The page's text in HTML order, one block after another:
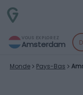
VOUS EXPLOREZ
Amsterdam
Monde Pays-Bas